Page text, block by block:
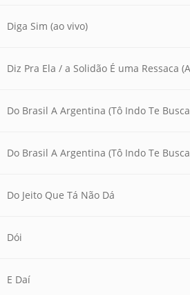
Diga Sim (ao vivo)
Diz Pra Ela / a Solidão É uma Ressaca
Do Brasil A Argentina (Tô Indo Te
Do Jeito Que Tá Não Dá
Dói
E Daí